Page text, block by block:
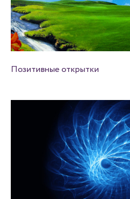
Позитивные открытки